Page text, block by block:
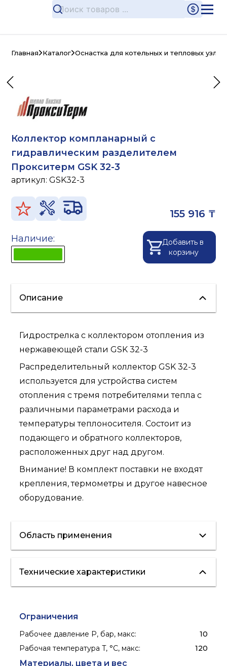
Главная Каталог Оснастка для котельных и тепловых узлов
Коллектор компланарный с
гидравлическим разделителем
Прокситерм GSK 32-3
артикул:GSK32-3
155 916 ₸
Наличие:
Добавить в
корзину
Описание
Гидрострелка c коллектором отопления из
нержавеющей стали GSK 32-3
Распределительный коллектор GSK 32-3
используется для устройства систем
отопления с тремя потребителями тепла с
различными параметрами расхода и
температуры теплоносителя. Состоит из
подающего и обратного коллекторов,
расположенных друг над другом.
Внимание! В комплект поставки не входят
крепления, термометры и другое навесное
оборудование.
Область применения
отопление
Технические характеристики
Ограничения
Рабочее давление P, бар, макс:
10
Рабочая температура T, °C, макс: 120
Материалы, цвета и вес